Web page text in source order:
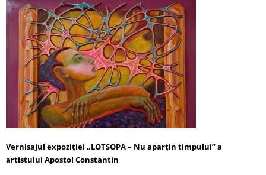
Vernisajul expoziției „LOTSOPA – Nu aparțin timpului” a
artistului Apostol Constantin